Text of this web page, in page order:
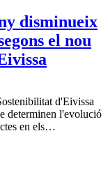
disminueix
el nou
d'Eivissa
determinen l'evolució
en els…